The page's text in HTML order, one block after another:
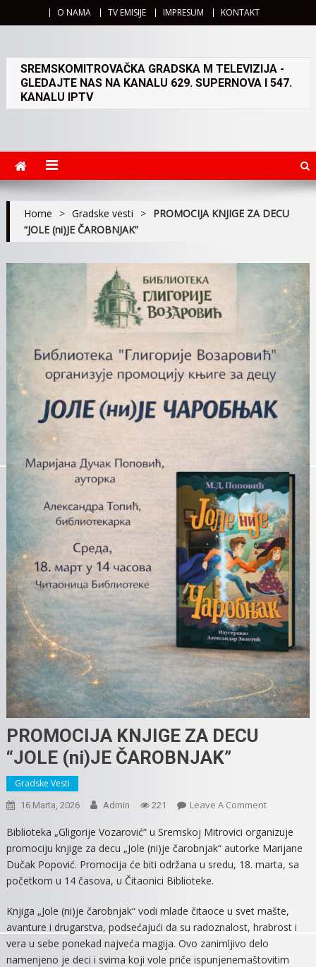
O NAMA TV EMISIJE IMPRESUM KONTAKT
SREMSKOMITROVAČKA GRADSKA M TELEVIZIJA -
GLEDAJTE NAS NA KANALU 629. SUPERNOVA I 547.
KANALU IPTV
Home > Gradske vesti > PROMOCIJA KNJIGE ZA DECU
“JOLE (ni)JE ČAROBNJAK”
PROMOCIJA KNJIGE ZA DECU
“JOLE (ni)JE ČAROBNJAK”
Gradske Vesti
16 Marta, 2026 Admin 221 Leave A CommentOn
KNJIGE
ZA
DECU
Biblioteka „Gligorije Vozarović“ u Sremskoj Mitrovici organizuje
promociju knjige za decu „Jole (ni)je čarobnjak“ autorke Marijane
Dučak Popović. Promocija će biti održana u sredu, 18. marta, sa
početkom u 14 časova, u Čitaonici Biblioteke.
Knjiga „Jole (ni)je čarobnjak“ vodi mlade čitaoce u svet mašte,
avanture i drugarstva, podsećajući da su radoznalost, hrabrost i
vera u sebe ponekad najveća magija. Ovo zanimljivo delo
namenjeno je deci i svima koji vole priče ispunjenemaštovitim